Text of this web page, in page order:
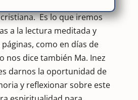
Es lo que iremos
a la lectura meditada y
como en días de
nos dice también Ma. Inez
darnos la oportunidad de
y reflexionar sobre este